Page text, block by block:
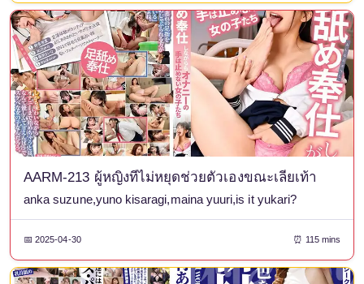
AARM-213 ผู้หญิงที่ไม่หยุดช่วยตัวเองขณะเลียเท้า
anka suzune,yuno kisaragi,maina yuuri,is it yukari?
📅 2025-04-30 ⏰ 115 mins